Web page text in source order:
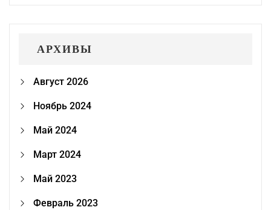
АРХИВЫ
Август 2026
Ноябрь 2024
Май 2024
Март 2024
Май 2023
Февраль 2023